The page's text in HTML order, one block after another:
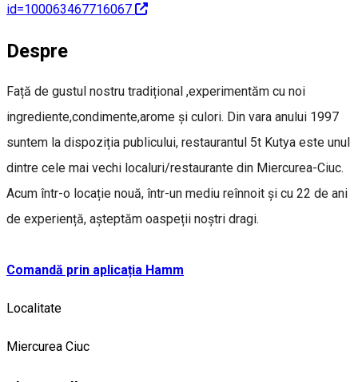
id=100063467716067
Despre
Față de gustul nostru tradițional ,experimentăm cu noi
ingrediente,condimente,arome și culori. Din vara anului 1997
suntem la dispoziția publicului, restaurantul 5t Kutya este unul
dintre cele mai vechi localuri/restaurante din Miercurea-Ciuc.
Acum într-o locație nouă, într-un mediu reînnoit și cu 22 de ani
de experiență, așteptăm oaspeții noștri dragi.
Comandă prin aplicația Hamm
Localitate
Miercurea Ciuc